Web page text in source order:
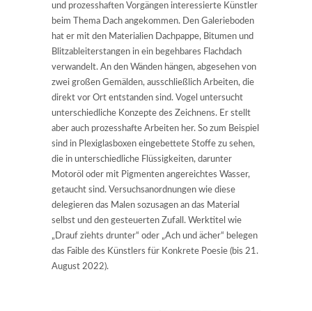
und prozesshaften Vorgängen interessierte Künstler
beim Thema Dach angekommen. Den Galerieboden
hat er mit den Materialien Dachpappe, Bitumen und
Blitzableiterstangen in ein begehbares Flachdach
verwandelt. An den Wänden hängen, abgesehen von
zwei großen Gemälden, ausschließlich Arbeiten, die
direkt vor Ort entstanden sind. Vogel untersucht
unterschiedliche Konzepte des Zeichnens. Er stellt
aber auch prozesshafte Arbeiten her. So zum Beispiel
sind in Plexiglasboxen eingebettete Stoffe zu sehen,
die in unterschiedliche Flüssigkeiten, darunter
Motoröl oder mit Pigmenten angereichtes Wasser,
getaucht sind. Versuchsanordnungen wie diese
delegieren das Malen sozusagen an das Material
selbst und den gesteuerten Zufall. Werktitel wie
„Drauf ziehts drunter“ oder „Ach und ächer“ belegen
das Faible des Künstlers für Konkrete Poesie (bis 21.
August 2022).